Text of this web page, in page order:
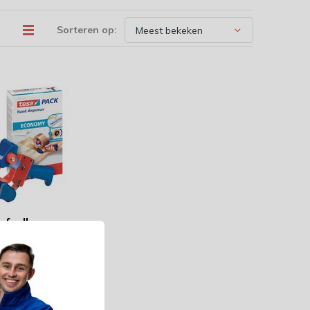
Sorteren op:
50
besteld,
bezorgd!